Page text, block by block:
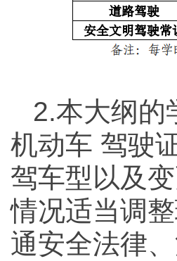
2.本大纲的
机动车 驾驶
驾车型以及
情况适当调
通安全法律